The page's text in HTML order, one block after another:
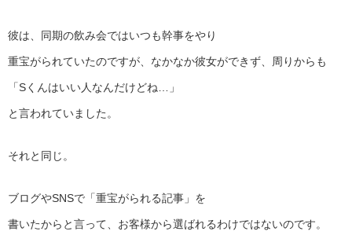
彼は、同期の飲み会ではいつも幹事をやり
重宝がられていたのですが、なかなか彼女ができず、周りからも
「Sくんはいい人なんだけどね…」
と言われていました。
それと同じ。
ブログやSNSで「重宝がられる記事」を
書いたからと言って、お客様から選ばれるわけではないのです。